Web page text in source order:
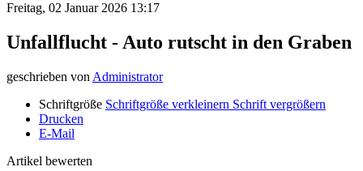
Freitag, 02 Januar 2026 13:17
Unfallflucht - Auto rutscht in den Graben
geschrieben von Administrator
Schriftgröße Schriftgröße verkleinern Schrift vergrößern
Drucken
E-Mail
Artikel bewerten